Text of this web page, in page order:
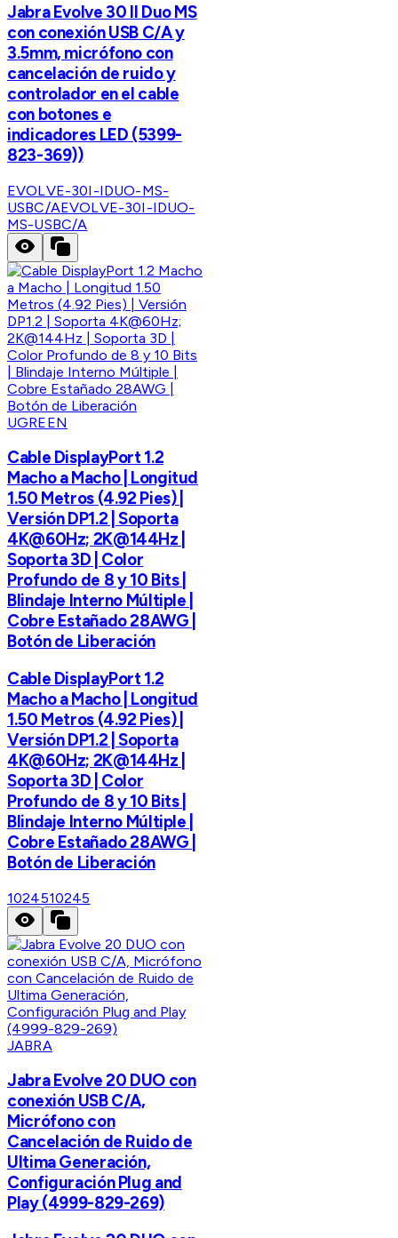
Jabra Evolve 30 II Duo MS
con conexión USB C/A y
3.5mm, micrófono con
cancelación de ruido y
controlador en el cable
con botones e
indicadores LED (5399-
823-369))
EVOLVE-30I-IDUO-MS-
USBC/AEVOLVE-30I-IDUO-
MS-USBC/A
UGREEN
Cable DisplayPort 1.2
Macho a Macho | Longitud
1.50 Metros (4.92 Pies) |
Versión DP1.2 | Soporta
4K@60Hz; 2K@144Hz |
Soporta 3D | Color
Profundo de 8 y 10 Bits |
Blindaje Interno Múltiple |
Cobre Estañado 28AWG |
Botón de Liberación
Cable DisplayPort 1.2
Macho a Macho | Longitud
1.50 Metros (4.92 Pies) |
Versión DP1.2 | Soporta
4K@60Hz; 2K@144Hz |
Soporta 3D | Color
Profundo de 8 y 10 Bits |
Blindaje Interno Múltiple |
Cobre Estañado 28AWG |
Botón de Liberación
1024510245
JABRA
Jabra Evolve 20 DUO con
conexión USB C/A,
Micrófono con
Cancelación de Ruido de
Ultima Generación,
Configuración Plug and
Play (4999-829-269)